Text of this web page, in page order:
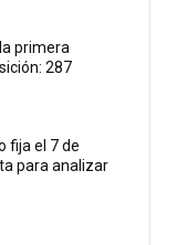
primera
287
fija el 7 de
para analizar